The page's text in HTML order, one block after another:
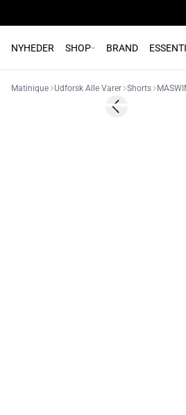
NYHEDER SHOP BRAND
Matinique Udforsk Alle Varer Shorts
Previous slide